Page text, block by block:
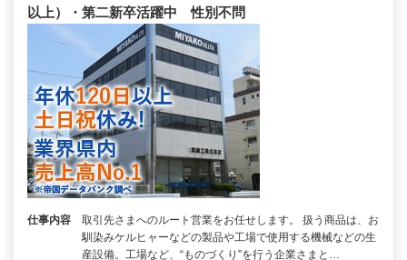
以上）・第二新卒活躍中 性別不問
仕事内容
取引先さまへのルート営業をお任せします。 扱う商品は、お
馴染みケルヒャーなどの製品や工場で使用する機械などの生
産設備。工場など、“ものづくり”を行う企業さまと…